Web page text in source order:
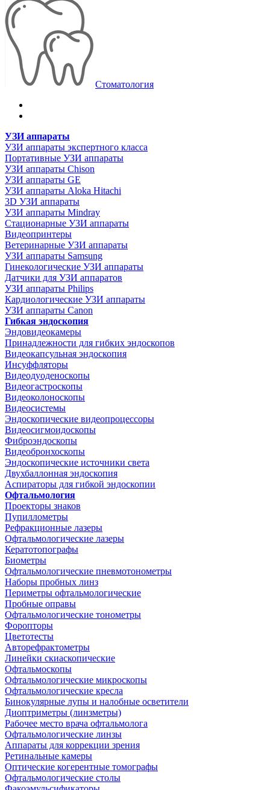
Стоматология
УЗИ аппараты
УЗИ аппараты экспертного класса
Портативные УЗИ аппараты
УЗИ аппараты Chison
УЗИ аппараты GE
УЗИ аппараты Aloka Hitachi
3D УЗИ аппараты
УЗИ аппараты Mindray
Стационарные УЗИ аппараты
Видеопринтеры
Ветеринарные УЗИ аппараты
УЗИ аппараты Samsung
Гинекологические УЗИ аппараты
Датчики для УЗИ аппаратов
УЗИ аппараты Philips
Кардиологические УЗИ аппараты
УЗИ аппараты Canon
Гибкая эндоскопия
Эндовидеокамеры
Принадлежности для гибких эндоскопов
Видеокапсульная эндоскопия
Инсуффляторы
Видеодуоденоскопы
Видеогастроскопы
Видеоколоноскопы
Видеосистемы
Эндоскопические видеопроцессоры
Видеосигмоидоскопы
Фиброэндоскопы
Видеобронхоскопы
Эндоскопические источники света
Двухбаллонная эндоскопия
Аспираторы для гибкой эндоскопии
Офтальмология
Проекторы знаков
Пупиллометры
Рефракционные лазеры
Офтальмологические лазеры
Кератотопографы
Биометры
Офтальмологические пневмотонометры
Наборы пробных линз
Периметры офтальмологические
Пробные оправы
Офтальмологические тонометры
Форопторы
Цветотесты
Авторефрактометры
Линейки скиаскопические
Офтальмоскопы
Офтальмологические микроскопы
Офтальмологические кресла
Бинокулярные лупы и налобные осветители
Диоптриметры (линзметры)
Рабочее место врача офтальмолога
Офтальмологические линзы
Аппараты для коррекции зрения
Ретинальные камеры
Оптические когерентные томографы
Офтальмологические столы